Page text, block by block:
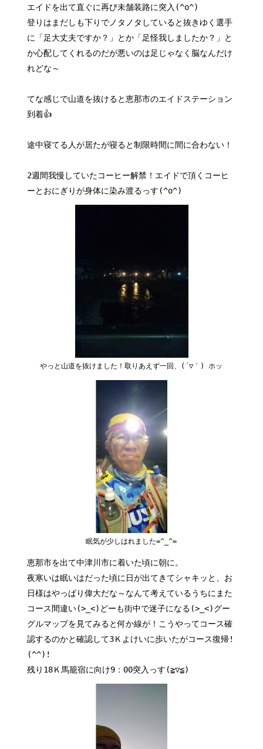
エイドを出て直ぐに再び未舗装路に突入(^o^)
登りはまだしも下りでノタノタしていると抜きゆく選手
に「足大丈夫ですか？」とか「足怪我しましたか？」と
か心配してくれるのだが悪いのは足じゃなく脳なんだけ
れどな～
てな感じで山道を抜けると恵那市のエイドステーション
到着👍
途中寝てる人が居たが寝ると制限時間に間に合わない！
2週間我慢していたコーヒー解禁！エイドで頂くコーヒ
ーとおにぎりが身体に染み渡るっす(^o^)
やっと山道を抜けました！取りあえず一回、(´▽｀) ホッ
眠気が少しはれました=^_^=
恵那市を出て中津川市に着いた頃に朝に。
夜寒いは眠いはだった頃に日が出てきてシャキッと、お
日様はやっぱり偉大だな～なんて考えているうちにまた
コース間違い(>_<)どーも街中で迷子になる(>_<)グー
グルマップを見てみると何か線が！こうやってコース確
認するのかと確認して3Ｋよけいに歩いたがコース復帰!
(^^)!
残り18Ｋ馬籠宿に向け9：00突入っす(≧▽≦)